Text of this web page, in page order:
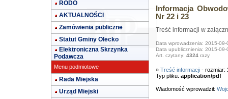
RODO
AKTUALNOŚCI
Zamówienia publiczne
Statut Gminy Olecko
Elektroniczna Skrzynka
Podawcza
Menu podmiotowe
Rada Miejska
Urząd Miejski
Informacja
Nr 22 i 23
Treść informacji w
Data wprowadzenia: 2015-09-
Data upublicznienia: 2015-09-
Art. czytany: 4324razy
» Treść informacji- rozmiar:
Typ pliku: application/pdf
Wiadomość wprowadził: